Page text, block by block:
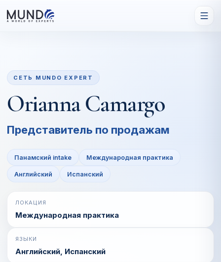
СЕТЬ MUNDO EXPERT
Orianna Camargo
Представитель по продажам
Панамский intake Международная практика
Английский Испанский
ЛОКАЦИЯ
Международная практика
ЯЗЫКИ
Английский, Испанский